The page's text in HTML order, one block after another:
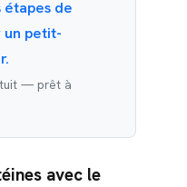
de
un petit-
— prêt à
avec le